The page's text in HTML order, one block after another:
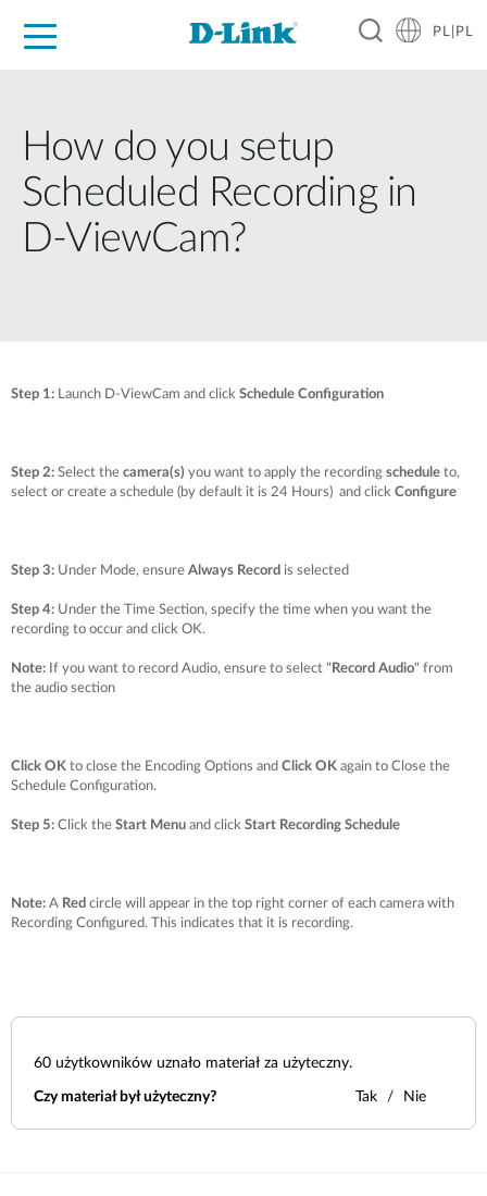
PL|PL
How do you setup
Scheduled Recording in
D-ViewCam?
Step 1: Launch D-ViewCam and click Schedule Configuration
Step 2: Select the camera(s) you want to apply the recording schedule to,
select or create a schedule (by default it is 24 Hours) and click Configure
Step 3: Under Mode, ensure Always Record is selected
Step 4: Under the Time Section, specify the time when you want the
recording to occur and click OK.
Note: If you want to record Audio, ensure to select " Record Audio" from
the audio section
Click OK to close the Encoding Options and Click OK again to Close the
Schedule Configuration.
Step 5: Click the Start Menu and click Start Recording Schedule
Note: A Red circle will appear in the top right corner of each camera with
Recording Configured. This indicates that it is recording.
60 użytkowników uznało materiał za użyteczny.
Czy materiał był użyteczny? Tak Nie